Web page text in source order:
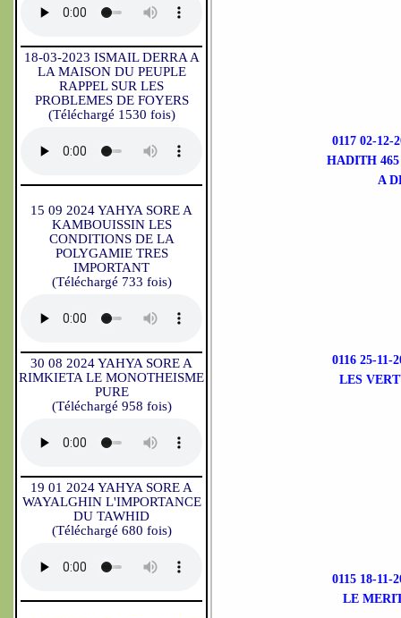
18-03-2023 ISMAIL DERRA A
LA MAISON DU PEUPLE
RAPPEL SUR LES
PROBLEMES DE FOYERS
(Téléchargé 1530 fois)
15 09 2024 YAHYA SORE A
KAMBOUISSIN LES
CONDITIONS DE LA
POLYGAMIE TRES
IMPORTANT
(Téléchargé 733 fois)
30 08 2024 YAHYA SORE A
RIMKIETA LE MONOTHEISME
PURE
(Téléchargé 958 fois)
19 01 2024 YAHYA SORE A
WAYALGHIN L'IMPORTANCE
DU TAWHID
(Téléchargé 680 fois)
0117 02-
HADITH
A
0116 25-
LES
0115 18-
LE